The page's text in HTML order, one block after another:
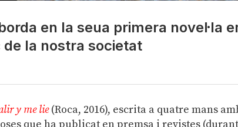
en la seua primera novel·la
la nostra societat
y me lie(Roca, 2016), escrita a quatre mans
que ha publicat en premsa i revistes